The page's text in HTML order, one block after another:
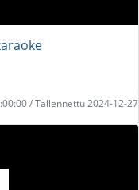
/ Tallennettu 2024-12-27